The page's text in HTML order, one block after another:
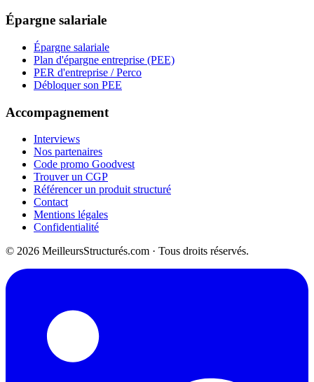
Épargne salariale
Épargne salariale
Plan d'épargne entreprise (PEE)
PER d'entreprise / Perco
Débloquer son PEE
Accompagnement
Interviews
Nos partenaires
Code promo Goodvest
Trouver un CGP
Référencer un produit structuré
Contact
Mentions légales
Confidentialité
© 2026 MeilleursStructurés.com · Tous droits réservés.